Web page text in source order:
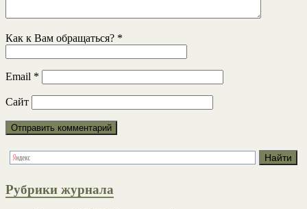
Как к Вам обращаться? *
Email *
Сайт
Рубрики журнала